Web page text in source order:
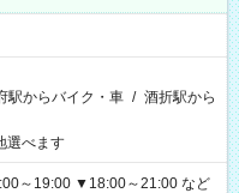
駅からバイク・車 / 酒折駅から
選べます